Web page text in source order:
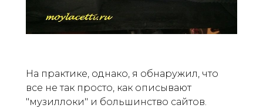
На практике, однако, я обнаружил, что
все не так просто, как описывают
"музиллоки" и большинство сайтов.